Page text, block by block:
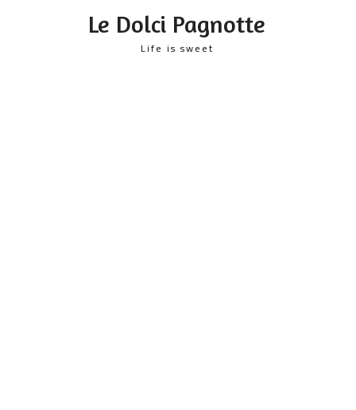
Le Dolci Pagnotte
Life is sweet